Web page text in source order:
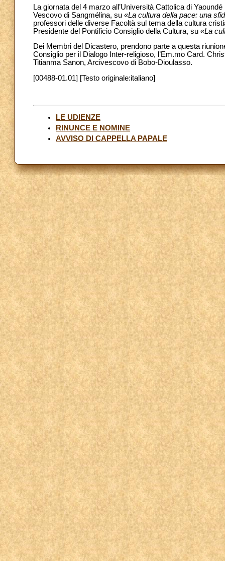
La giornata del 4 marzo all’Università Cattolica di
Vescovo di Sangmélina, su «La cultura della pace: una
professori delle diverse Facoltà sul tema della cultura
Presidente del Pontificio Consiglio della Cultura, su «La
Dei Membri del Dicastero, prendono parte a questa
Consiglio per il Dialogo Inter-religioso, l’Em.mo Card.
Titianma Sanon, Arcivescovo di Bobo-Dioulasso.
[00488-01.01] [Testo originale:italiano]
LE UDIENZE
RINUNCE E NOMINE
AVVISO DI CAPPELLA PAPALE